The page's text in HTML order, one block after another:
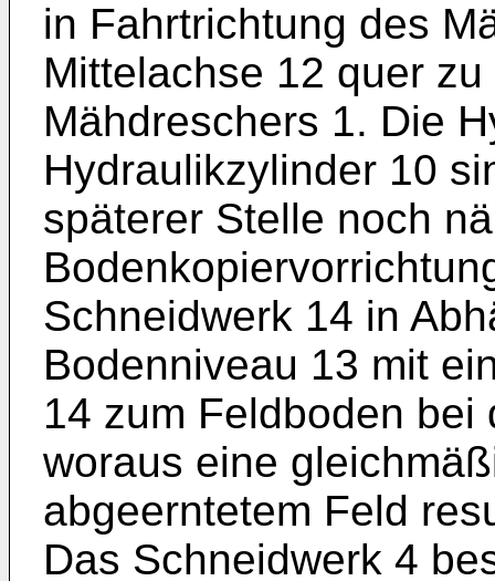
in Fahrtrichtung des
Mittelachse 12 quer
Mähdreschers 1. Die
Hydraulikzylinder 10
späterer Stelle noch
Schneidwerk 14 in
Bodenniveau 13 mit
14 zum Feldboden
woraus eine
abgeerntetem Feld
Das Schneidwerk 4